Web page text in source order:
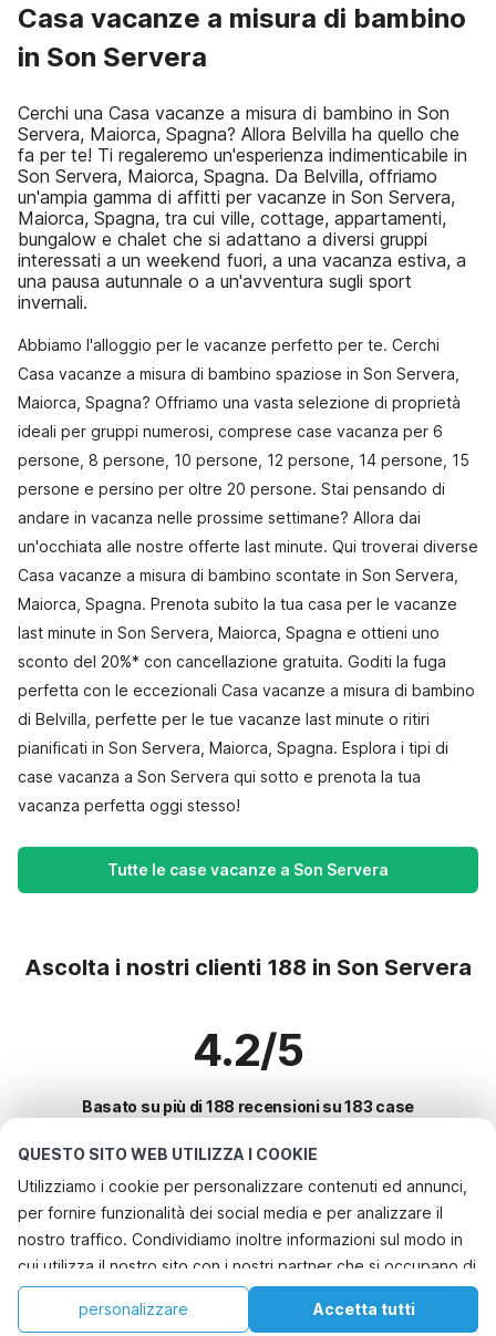
QUESTO SITO WEB UTILIZZA I COOKIE
Utilizziamo i cookie per personalizzare contenuti ed annunci,
per fornire funzionalità dei social media e per analizzare il
nostro traffico. Condividiamo inoltre informazioni sul modo in
cui utilizza il nostro sito con i nostri partner che si occupano di
analisi dei dati web, pubblicità e social media, i quali
potrebbero combinarle con altre informazioni che ha fornito
Accetta tutti
personalizzare
Casa vacanze a misura di bambino
in Son Servera
Cerchi una Casa vacanze a misura di bambino in Son
Servera, Maiorca, Spagna? Allora Belvilla ha quello che
fa per te! Ti regaleremo un'esperienza indimenticabile in
Son Servera, Maiorca, Spagna. Da Belvilla, offriamo
un'ampia gamma di affitti per vacanze in Son Servera,
Maiorca, Spagna, tra cui ville, cottage, appartamenti,
bungalow e chalet che si adattano a diversi gruppi
interessati a un weekend fuori, a una vacanza estiva, a
una pausa autunnale o a un'avventura sugli sport
invernali.
Abbiamo l'alloggio per le vacanze perfetto per te. Cerchi
Casa vacanze a misura di bambino spaziose in Son Servera,
Maiorca, Spagna? Offriamo una vasta selezione di proprietà
ideali per gruppi numerosi, comprese case vacanza per 6
persone, 8 persone, 10 persone, 12 persone, 14 persone, 15
persone e persino per oltre 20 persone. Stai pensando di
andare in vacanza nelle prossime settimane? Allora dai
un'occhiata alle nostre offerte last minute. Qui troverai diverse
Casa vacanze a misura di bambino scontate in Son Servera,
Maiorca, Spagna. Prenota subito la tua casa per le vacanze
last minute in Son Servera, Maiorca, Spagna e ottieni uno
sconto del 20%* con cancellazione gratuita. Goditi la fuga
perfetta con le eccezionali Casa vacanze a misura di bambino
di Belvilla, perfette per le tue vacanze last minute o ritiri
pianificati in Son Servera, Maiorca, Spagna. Esplora i tipi di
case vacanza a Son Servera qui sotto e prenota la tua
vacanza perfetta oggi stesso!
Tutte le case vacanze a Son Servera
Ascolta i nostri clienti 188 in Son Servera
4.2/5
Basato su più di 188 recensioni su 183 case
Le destinazioni più popolari per le
vacanze
Città con i migliori servizi per le vacanze
Casa vacanze a misura di bambino bayeux
Città con i migliori servizi per le vacanze
Casa Lista dei desideri Prenotazioni Account